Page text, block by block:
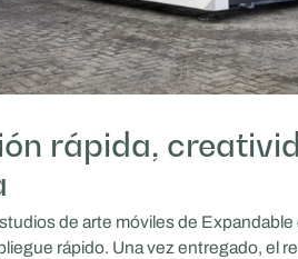
rápida,
de arte móviles de Expandable
rápido. Una vez entregado, el